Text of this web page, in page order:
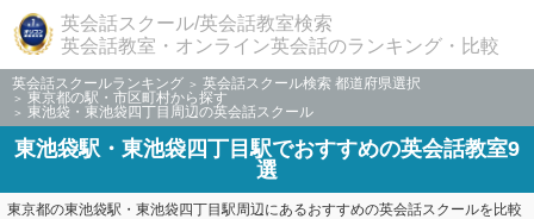
英会話スクール/英会話教室検索
英会話教室・オンライン英会話のランキング・比較
英会話スクールランキング
英会話スクール検索 都道府県選択
東京都の駅・市区町村から探す
東池袋・東池袋四丁目周辺の英会話スクール
東池袋駅・東池袋四丁目駅でおすすめの英会話教室9
選
東京都の東池袋駅・東池袋四丁目駅周辺にあるおすすめの英会話スクールを比較